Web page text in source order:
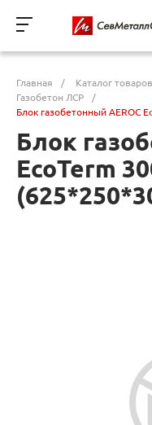
Главная / Каталог товаров
Газобетон ЛСР
/
Блок газобетонный AEROC
Блок
EcoTerm